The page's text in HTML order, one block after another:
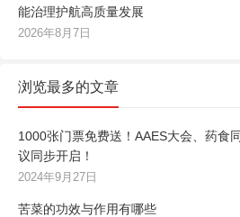
能治理护航高质量发展
2026年8月7日
浏览最多的文章
1000张门票免费送！AAES大会、药食
议同步开启！
2024年9月27日
苦菜的功效与作用有哪些